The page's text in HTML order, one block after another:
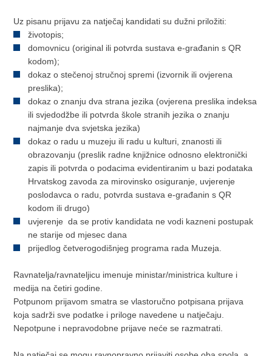
Uz pisanu prijavu za natječaj kandidati su dužni priložiti:
životopis;
domovnicu (original ili potvrda sustava e-građanin s QR
kodom);
dokaz o stečenoj stručnoj spremi (izvornik ili ovjerena
preslika);
dokaz o znanju dva strana jezika (ovjerena preslika indeksa
ili svjedodžbe ili potvrda škole stranih jezika o znanju
najmanje dva svjetska jezika)
dokaz o radu u muzeju ili radu u kulturi, znanosti ili
obrazovanju (preslik radne knjižnice odnosno elektronički
zapis ili potvrda o podacima evidentiranim u bazi podataka
Hrvatskog zavoda za mirovinsko osiguranje, uvjerenje
poslodavca o radu, potvrda sustava e-građanin s QR
kodom ili drugo)
uvjerenje da se protiv kandidata ne vodi kazneni postupak
ne starije od mjesec dana
prijedlog četverogodišnjeg programa rada Muzeja.
Ravnatelja/ravnateljicu imenuje ministar/ministrica kulture i
medija na četiri godine.
Potpunom prijavom smatra se vlastoručno potpisana prijava
koja sadrži sve podatke i priloge navedene u natječaju.
Nepotpune i nepravodobne prijave neće se razmatrati.